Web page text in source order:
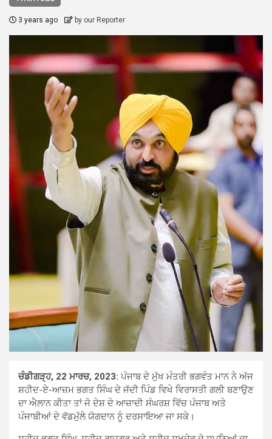
3 years ago by our Reporter
ਚੰਡੀਗੜ੍ਹ, 22 ਮਾਰਚ, 2023: ਪੰਜਾਬ ਦੇ ਮੁੱਖ ਮੰਤਰੀ ਭਗਵੰਤ ਮਾਨ ਨੇ ਅੱਜ
ਸ਼ਹੀਦ-ਏ-ਆਜ਼ਮ ਭਗਤ ਸਿੰਘ ਦੇ ਜੱਦੀ ਪਿੰਡ ਵਿਖੇ ਵਿਰਾਸਤੀ ਗਲੀ ਬਣਾਉਣ
ਦਾ ਐਲਾਨ ਕੀਤਾ ਤਾਂ ਜੋ ਦੇਸ਼ ਦੇ ਆਜ਼ਾਦੀ ਸੰਘਰਸ਼ ਵਿੱਚ ਪੰਜਾਬ ਅਤੇ
ਪੰਜਾਬੀਆਂ ਦੇ ਵੱਡਮੁੱਲੇ ਯੋਗਦਾਨ ਨੂੰ ਦਰਸਾਇਆ ਜਾ ਸਕੇ।